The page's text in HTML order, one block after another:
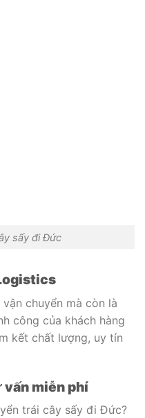
sấy đi Đức
chuyển mà còn là
công của khách hàng
kết chất lượng, uy tín
vấn miễn phí
trái cây sấy đi Đức?